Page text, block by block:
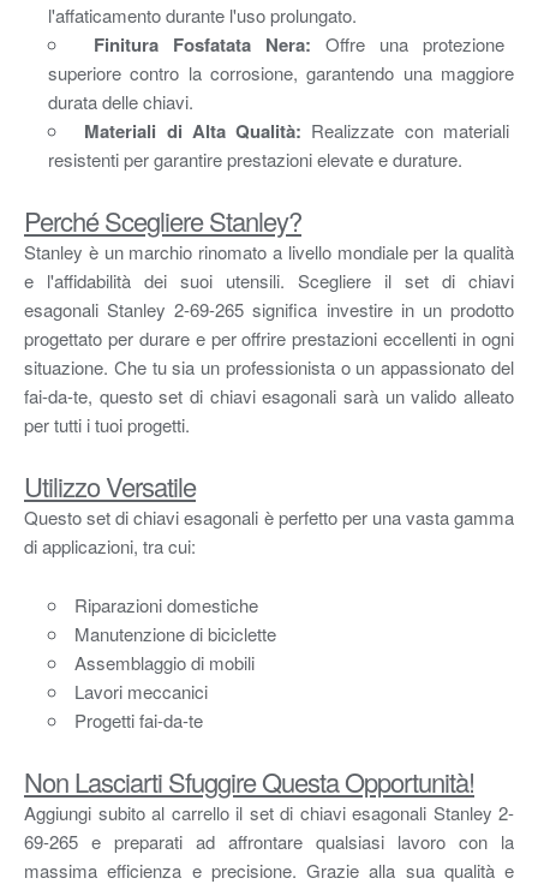
l'affaticamento durante l'uso prolungato.
Finitura Fosfatata Nera: Offre una protezione
superiore contro la corrosione, garantendo una maggiore
durata delle chiavi.
Materiali di Alta Qualità: Realizzate con materiali
resistenti per garantire prestazioni elevate e durature.
Perché Scegliere Stanley?
Stanley è un marchio rinomato a livello mondiale per la qualità
e l'affidabilità dei suoi utensili. Scegliere il set di chiavi
esagonali Stanley 2-69-265 significa investire in un prodotto
progettato per durare e per offrire prestazioni eccellenti in ogni
situazione. Che tu sia un professionista o un appassionato del
fai-da-te, questo set di chiavi esagonali sarà un valido alleato
per tutti i tuoi progetti.
Utilizzo Versatile
Questo set di chiavi esagonali è perfetto per una vasta gamma
di applicazioni, tra cui:
Riparazioni domestiche
Manutenzione di biciclette
Assemblaggio di mobili
Lavori meccanici
Progetti fai-da-te
Non Lasciarti Sfuggire Questa Opportunità!
Aggiungi subito al carrello il set di chiavi esagonali Stanley 2-
69-265 e preparati ad affrontare qualsiasi lavoro con la
massima efficienza e precisione. Grazie alla sua qualità e